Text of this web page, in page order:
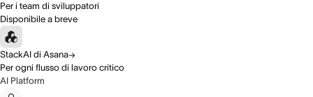
Per i team di sviluppatori
Disponibile a breve
StackAI di Asana
Per ogni flusso di lavoro critico
AI Platform